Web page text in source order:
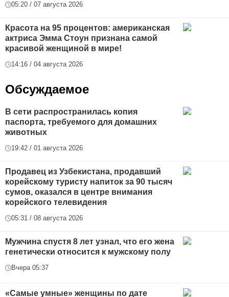
05:20 / 07 августа 2026
Красота на 95 процентов: американская
актриса Эмма Стоун признана самой
красивой женщиной в мире!
14:16 / 04 августа 2026
Обсуждаемое
В сети распространилась копия
паспорта, требуемого для домашних
животных
19:42 / 01 августа 2026
Продавец из Узбекистана, продавший
корейскому туристу напиток за 90 тысяч
сумов, оказался в центре внимания
корейского телевидения
05:31 / 08 августа 2026
Мужчина спустя 8 лет узнал, что его жена
генетически относится к мужскому полу
Вчера 05:37
«Самые умные» женщины по дате